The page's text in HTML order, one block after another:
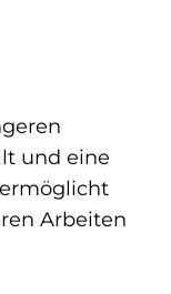
und eine
Arbeiten